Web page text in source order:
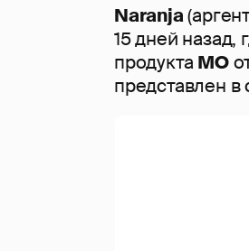
Naranja
15 дней
продукта МО
представлен